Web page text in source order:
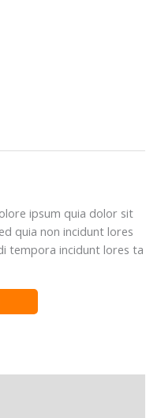
ipsum quia dolor sit
quia non incidunt lores
tempora incidunt lores ta